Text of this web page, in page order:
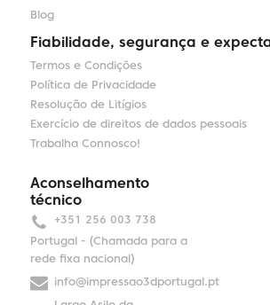
Blog
Fiabilidade, segurança e
Termos e Condições
Política de Privacidade
Resolução de Litígios
Exercício de direitos de dados pessoais
Trabalha Connosco!
Aconselhamento
técnico
+351 256 003 738
Portugal - (Chamada para a
rede fixa nacional)
info@impressao3dportugal.pt